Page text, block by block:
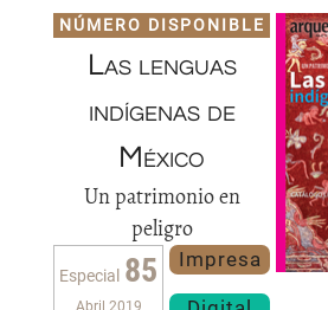
NÚMERO DISPONIBLE
Las lenguas
indígenas de
México
Un patrimonio en
peligro
Especial 85
Abril 2019
Impresa